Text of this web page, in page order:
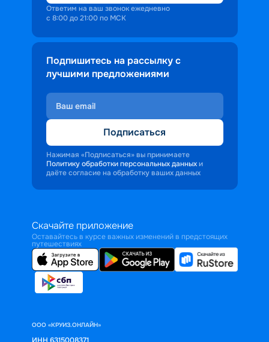
Ответим на ваш звонок ежедневно
с 8:00 до 21:00 по МСК
Подпишитесь на рассылку с
лучшими предложениями
Подписаться
Нажимая «Подписаться» вы принимаете
Политику обработки персональных данных и
даёте согласие на обработку ваших данных
Скачайте приложение
Оставайтесь в курсе важных изменений в предстоящих
путешествиях
ООО «КРУИЗ.ОНЛАЙН»